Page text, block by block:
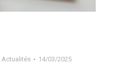
Actualités 14/03/2025